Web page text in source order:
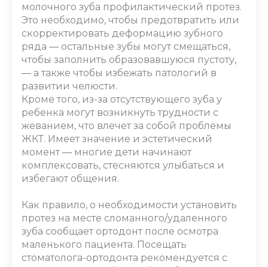
молочного зуба профилактический протез.
Это необходимо, чтобы предотвратить или
скорректировать деформацию зубного
ряда ― остальные зубы могут смещаться,
чтобы заполнить образовавшуюся пустоту,
― а также чтобы избежать патологий в
развитии челюсти.
Кроме того, из-за отсутствующего зуба у
ребенка могут возникнуть трудности с
жеванием, что влечет за собой проблемы
ЖКТ. Имеет значение и эстетический
момент ― многие дети начинают
комплексовать, стесняются улыбаться и
избегают общения.
Как правило, о необходимости установить
протез на месте сломанного/удаленного
зуба сообщает ортодонт после осмотра
маленького пациента. Посещать
стоматолога-ортодонта рекомендуется с